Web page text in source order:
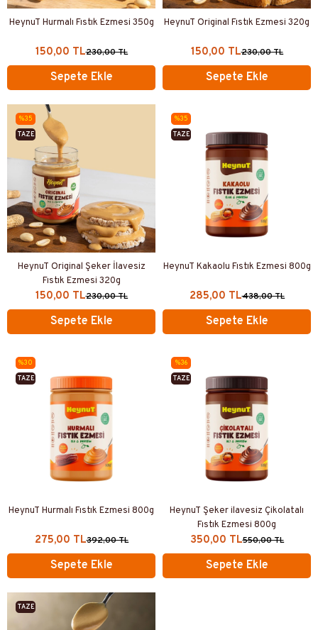
HeynuT Hurmalı Fıstık Ezmesi 350g
150,00 TL230,00 TL
Sepete Ekle
HeynuT Original Fıstık Ezmesi 320g
150,00 TL230,00 TL
Sepete Ekle
HeynuT Original Şeker İlavesiz
Fıstık Ezmesi 320g
150,00 TL230,00 TL
Sepete Ekle
%35
TAZE
ÜRETİM
HeynuT Kakaolu Fıstık Ezmesi 800g
285,00 TL438,00 TL
Sepete Ekle
%35
TAZE
HeynuT Hurmalı Fıstık Ezmesi 800g
275,00 TL392,00 TL
Sepete Ekle
%30
TAZE
HeynuT Şeker ilavesiz Çikolatalı
Fıstık Ezmesi 800g
350,00 TL550,00 TL
Sepete Ekle
%36
TAZE
TAZE